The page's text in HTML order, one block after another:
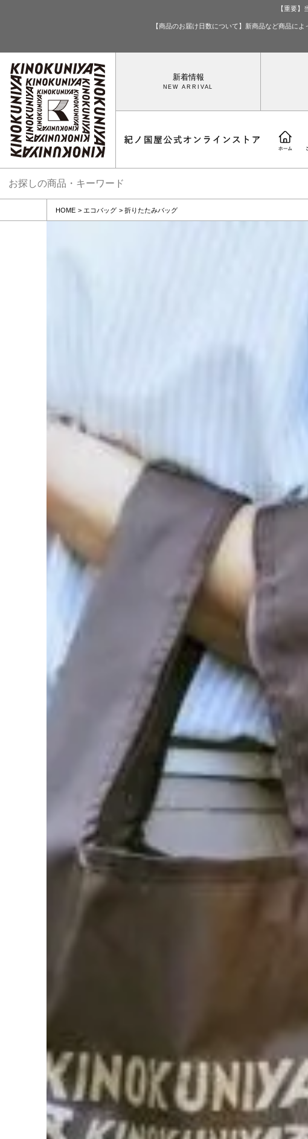
【重要
【商品のお届け日数について】新商品など商品に
新着情報
HOME エコバッグ 折りたたみバッグ